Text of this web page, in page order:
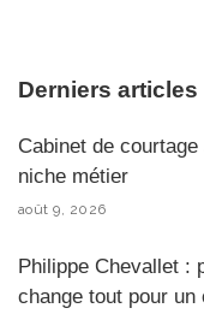
Derniers articles
Cabinet de
niche métier
août 9, 2026
Philippe Chevallet :
change tout pour un